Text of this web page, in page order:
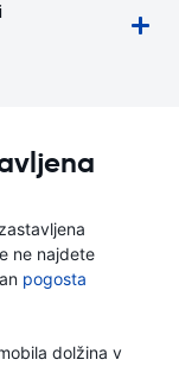
ne najdete
pogosta
dolžina v